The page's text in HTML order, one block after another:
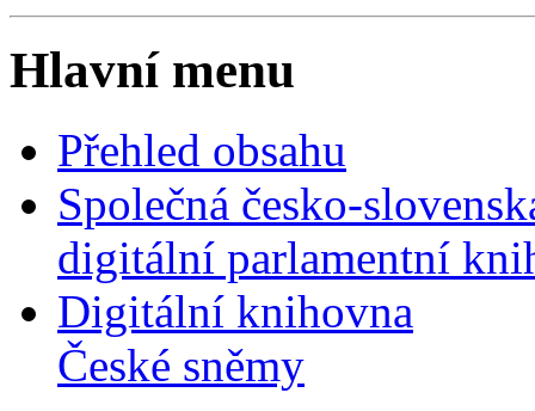
Hlavní menu
Přehled obsahu
Společná česko-
digitální parlamentní
Digitální knihovna
České sněmy